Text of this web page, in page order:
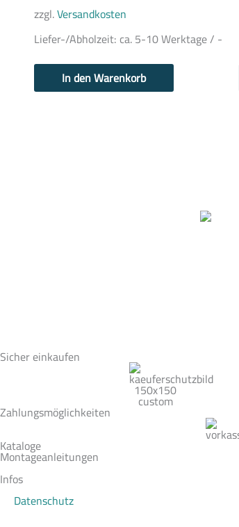
zzgl.Versandkosten
Liefer-/Abholzeit: ca. 5-10 Werktage / -
In den Warenkorb
Sicher einkaufen
Zahlungsmöglichkeiten
Kataloge
Montageanleitungen
Infos
Datenschutz